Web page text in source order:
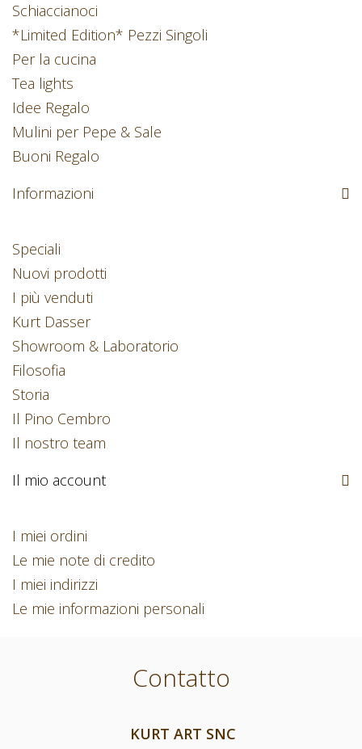
Schiaccianoci
*Limited Edition* Pezzi Singoli
Per la cucina
Tea lights
Idee Regalo
Mulini per Pepe & Sale
Buoni Regalo
Informazioni
Speciali
Nuovi prodotti
I più venduti
Kurt Dasser
Showroom & Laboratorio
Filosofia
Storia
Il Pino Cembro
Il nostro team
Il mio account
I miei ordini
Le mie note di credito
I miei indirizzi
Le mie informazioni personali
Contatto
KURT ART SNC